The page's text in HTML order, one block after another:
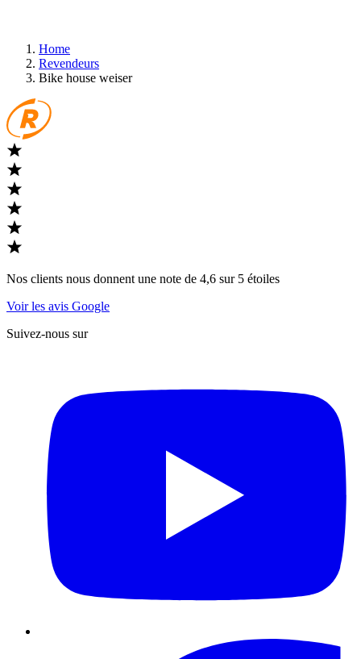
Home
Revendeurs
Bike house weiser
Nos clients nous donnent une note de 4,6 sur 5 étoiles
Voir les avis Google
Suivez-nous sur